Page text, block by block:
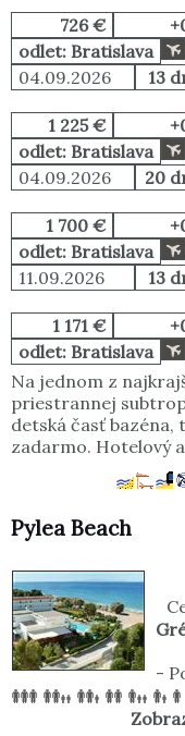
726 €
odlet: Bratislava
04.09.2026
13
1 225 €
odlet: Bratislava
04.09.2026
20
1 700 €
odlet: Bratislava
11.09.2026
13
1 171 €
odlet: Bratislava
Na jednom z
priestrannej
detská časť bazéna,
zadarmo. Hotelový
Pylea Beach
-